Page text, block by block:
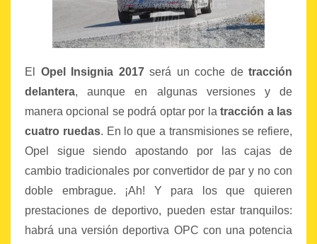
El Opel Insignia 2017será un coche de tracción
delantera, aunque en algunas versiones y de
manera opcional se podrá optar por la tracción a las
cuatro ruedas. En lo que a transmisiones se refiere,
Opel sigue siendo apostando por las cajas de
cambio tradicionales por convertidor de par y no con
doble embrague. ¡Ah! Y para los que quieren
prestaciones de deportivo, pueden estar tranquilos:
habrá una versión deportiva OPC con una potencia